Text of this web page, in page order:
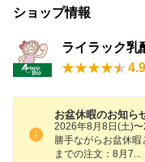
ショップ情報
ライラック乳
お盆休暇のお知ら
2026年8月8日(土)
勝手ながらお盆休
までの注文：8月 7